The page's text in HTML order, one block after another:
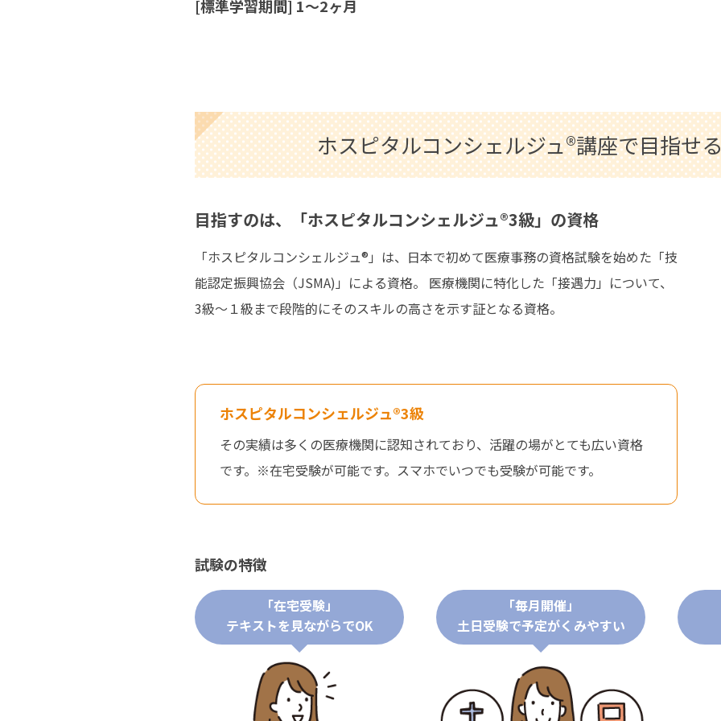
[標準学習期間] 1〜2ヶ月
ホスピタルコンシェルジュ®講座で目指せ
目指すのは、「ホスピタルコンシェルジュ®3級」の資格
「ホスピタルコンシェルジュ®」は、日本で初めて医療事務の資格試験を始めた「技
能認定振興協会（JSMA)」による資格。 医療機関に特化した「接遇力」について、
3級～１級まで段階的にそのスキルの高さを示す証となる資格。
ホスピタルコンシェルジュ®3級
その実績は多くの医療機関に認知されており、活躍の場がとても広い資格
です。※在宅受験が可能です。スマホでいつでも受験が可能です。
試験の特徴
「在宅受験」
テキストを見ながらでOK
「毎月開催」
土日受験で予定がくみやすい